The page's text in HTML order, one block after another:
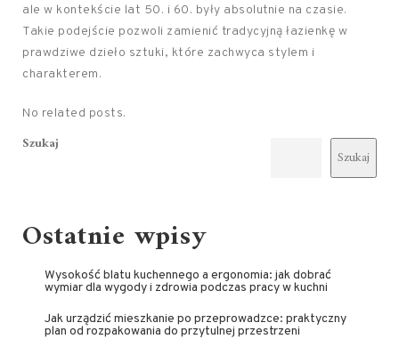
ale w kontekście lat 50. i 60. były absolutnie na czasie.
Takie podejście pozwoli zamienić tradycyjną łazienkę w
prawdziwe dzieło sztuki, które zachwyca stylem i
charakterem.
No related posts.
Szukaj
Szukaj
Ostatnie wpisy
Wysokość blatu kuchennego a ergonomia: jak dobrać
wymiar dla wygody i zdrowia podczas pracy w kuchni
Jak urządzić mieszkanie po przeprowadzce: praktyczny
plan od rozpakowania do przytulnej przestrzeni